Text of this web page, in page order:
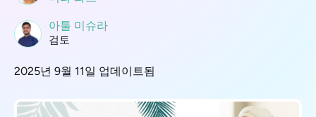
아툴 미슈라
검토
2025년 9월 11일 업데이트됨